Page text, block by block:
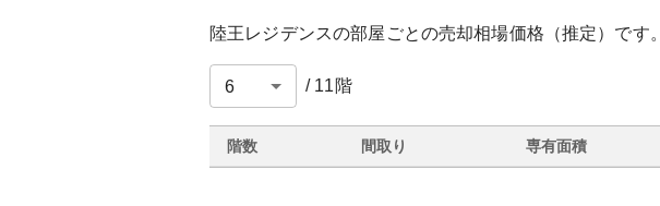
陸王レジデンスの部屋ごとの売却相場価格（推定）です。
/ 11 階
階数 間取り 専有面積